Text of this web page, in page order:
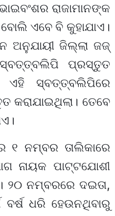
ରାଜାମାନଙ୍କ
ଏବେ ବି କୁହାଯାଏ।
ଅନୁଯାୟୀ ଜିଲ୍ଲା ଜଜ୍
ସ୍ବତ୍ତ୍ବଲିପି ପ୍ରସ୍ତୁତ
ଏହି ସ୍ବତ୍ତ୍ବଲିପିରେ
କରାଯାଇଥିଲା। ତେବେ
୧ ନମ୍ବର ତାଲିକାରେ
ନାୟକ ପାଟ୍ଟଯୋଶୀ
୨୦ ନମ୍ବରରେ ଦଇତା,
ବର୍ଷ ଧରି ହେଉନଥିବାରୁ